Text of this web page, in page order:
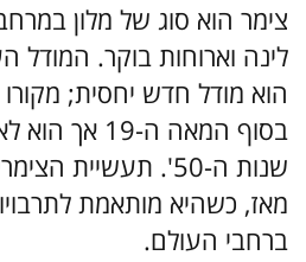
צימר הוא סוג של מלון
לינה וארוחות בוקר. המודל
הוא מודל חדש יחסית;
בסוף המאה ה-
שנות ה-50'.
מאז, כשהיא מותאמת
ברחבי העולם.